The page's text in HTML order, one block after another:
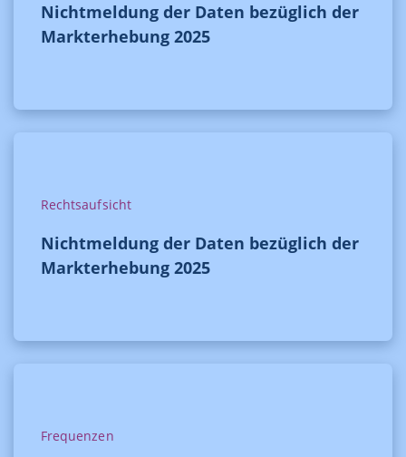
Nichtmeldung der Daten bezüglich der
Markterhebung 2025
Rechtsaufsicht
Nichtmeldung der Daten bezüglich der
Markterhebung 2025
Frequenzen